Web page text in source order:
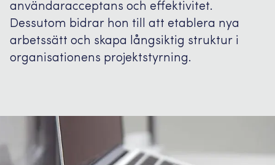
användaracceptans och effektivitet.
Dessutom bidrar hon till att etablera nya
arbetssätt och skapa långsiktig struktur i
organisationens projektstyrning.